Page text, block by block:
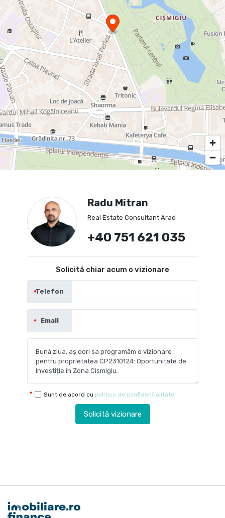
Radu Mitran
Real Estate Consultant Arad
+40 751 621 035
Solicită chiar acum o vizionare
Telefon
Email
Sunt de acord cu politica de confidențialitate
Solicită vizionare